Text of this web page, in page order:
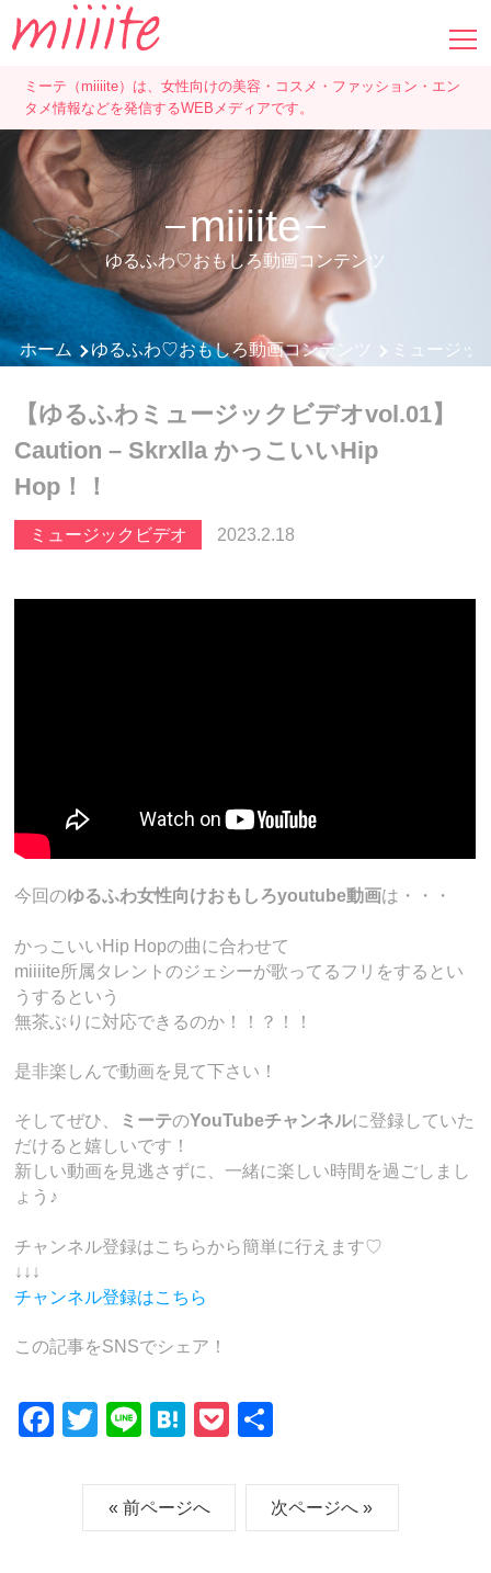
ミーテ（miiiite）は、女性向けの美容・コスメ・ファッション・エン
タメ情報などを発信するWEBメディアです。
miiiite
ゆるふわ♡おもしろ動画コンテンツ
ホーム ゆるふわ♡おもしろ動画コンテンツ ミュージッ
【ゆるふわミュージックビデオvol.01】
Caution – Skrxlla かっこいいHip
Hop！！
ミュージックビデオ 2023.2.18
今回のゆるふわ女性向けおもしろyoutube動画は・・・
かっこいいHip Hopの曲に合わせて
miiiite所属タレントのジェシーが歌ってるフリをするとい
うするという
無茶ぶりに対応できるのか！！？！！
是非楽しんで動画を見て下さい！
そしてぜひ、 ミーテのYouTubeチャンネルに登録していた
だけると嬉しいです！
新しい動画を見逃さずに、一緒に楽しい時間を過ごしまし
ょう♪
チャンネル登録はこちらから簡単に行えます♡
↓↓↓
チャンネル登録はこちら
この記事をSNSでシェア！
F
T
tt
er
Li
e
H
e
n
P
ck
et
次ページへ »
« 前ページへ